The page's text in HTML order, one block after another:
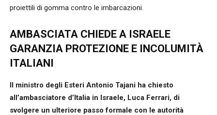
proiettili di gomma contro le imbarcazioni.
AMBASCIATA CHIEDE A ISRAELE
GARANZIA PROTEZIONE E INCOLUMITÀ
ITALIANI
Il ministro degli Esteri Antonio Tajani ha chiesto
all’ambasciatore d’Italia in Israele, Luca Ferrari, di
svolgere un ulteriore passo formale con le autorità